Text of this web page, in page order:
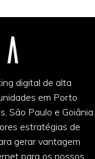
digital de alta
em Porto
São Paulo e Goiânia.
estratégias de
gerar vantagem
para os nossos